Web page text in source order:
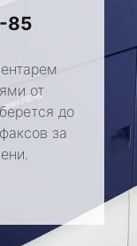
85
от
до
за